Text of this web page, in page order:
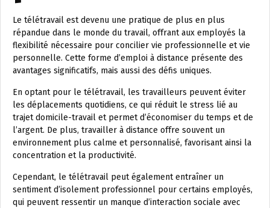
Le télétravail est devenu une pratique de plus en plus
répandue dans le monde du travail, offrant aux employés la
flexibilité nécessaire pour concilier vie professionnelle et vie
personnelle. Cette forme d’emploi à distance présente des
avantages significatifs, mais aussi des défis uniques.
En optant pour le télétravail, les travailleurs peuvent éviter
les déplacements quotidiens, ce qui réduit le stress lié au
trajet domicile-travail et permet d’économiser du temps et de
l’argent. De plus, travailler à distance offre souvent un
environnement plus calme et personnalisé, favorisant ainsi la
concentration et la productivité.
Cependant, le télétravail peut également entraîner un
sentiment d’isolement professionnel pour certains employés,
qui peuvent ressentir un manque d’interaction sociale avec